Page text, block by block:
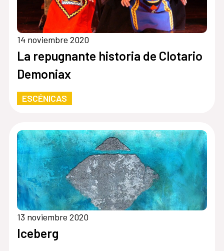
14 noviembre 2020
La repugnante historia de Clotario
Demoniax
ESCÉNICAS
13 noviembre 2020
Iceberg